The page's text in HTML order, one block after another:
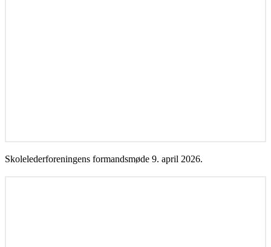
Skolelederforeningens formandsmøde 9. april 2026.